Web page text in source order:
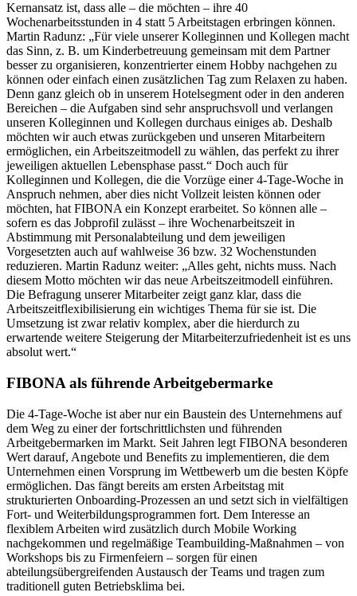
Kernansatz ist, dass alle – die möchten – ihre 40
Wochenarbeitsstunden in 4 statt 5 Arbeitstagen erbringen können.
Martin Radunz: „Für viele unserer Kolleginnen und Kollegen macht
das Sinn, z. B. um Kinderbetreuung gemeinsam mit dem Partner
besser zu organisieren, konzentrierter einem Hobby nachgehen zu
können oder einfach einen zusätzlichen Tag zum Relaxen zu haben.
Denn ganz gleich ob in unserem Hotelsegment oder in den anderen
Bereichen – die Aufgaben sind sehr anspruchsvoll und verlangen
unseren Kolleginnen und Kollegen durchaus einiges ab. Deshalb
möchten wir auch etwas zurückgeben und unseren Mitarbeitern
ermöglichen, ein Arbeitszeitmodell zu wählen, das perfekt zu ihrer
jeweiligen aktuellen Lebensphase passt.“ Doch auch für
Kolleginnen und Kollegen, die die Vorzüge einer 4-Tage-Woche in
Anspruch nehmen, aber dies nicht Vollzeit leisten können oder
möchten, hat FIBONA ein Konzept erarbeitet. So können alle –
sofern es das Jobprofil zulässt – ihre Wochenarbeitszeit in
Abstimmung mit Personalabteilung und dem jeweiligen
Vorgesetzten auch auf wahlweise 36 bzw. 32 Wochenstunden
reduzieren. Martin Radunz weiter: „Alles geht, nichts muss. Nach
diesem Motto möchten wir das neue Arbeitszeitmodell einführen.
Die Befragung unserer Mitarbeiter zeigt ganz klar, dass die
Arbeitszeitflexibilisierung ein wichtiges Thema für sie ist. Die
Umsetzung ist zwar relativ komplex, aber die hierdurch zu
erwartende weitere Steigerung der Mitarbeiterzufriedenheit ist es uns
absolut wert.“
FIBONA als führende Arbeitgebermarke
Die 4-Tage-Woche ist aber nur ein Baustein des Unternehmens auf
dem Weg zu einer der fortschrittlichsten und führenden
Arbeitgebermarken im Markt. Seit Jahren legt FIBONA besonderen
Wert darauf, Angebote und Benefits zu implementieren, die dem
Unternehmen einen Vorsprung im Wettbewerb um die besten Köpfe
ermöglichen. Das fängt bereits am ersten Arbeitstag mit
strukturierten Onboarding-Prozessen an und setzt sich in vielfältigen
Fort- und Weiterbildungsprogrammen fort. Dem Interesse an
flexiblem Arbeiten wird zusätzlich durch Mobile Working
nachgekommen und regelmäßige Teambuilding-Maßnahmen – von
Workshops bis zu Firmenfeiern – sorgen für einen
abteilungsübergreifenden Austausch der Teams und tragen zum
traditionell guten Betriebsklima bei.